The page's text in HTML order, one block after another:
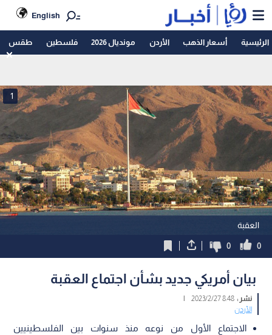
English
الرئيسية أسعار الذهب الأردن مونديال 2026 فلسطين طقس
العقبة
1
0
0
بيان أمريكي جديد بشأن اجتماع العقبة
نشر :8:48 2023/2/27
|
الأردن
الاجتماع الأول من نوعه منذ سنوات بين الفلسطينيين